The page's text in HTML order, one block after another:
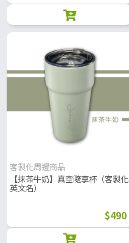
客製化周邊商品
【抹茶牛奶】真空隨享杯（客製化
英文名）
$490